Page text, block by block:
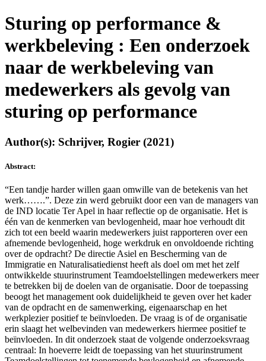
Sturing op performance &
werkbeleving : Een onderzoek
naar de werkbeleving van
medewerkers als gevolg van
sturing op performance
Author(s): Schrijver, Rogier (2021)
Abstract:
“Een tandje harder willen gaan omwille van de betekenis van het
werk…….”. Deze zin werd gebruikt door een van de managers van
de IND locatie Ter Apel in haar reflectie op de organisatie. Het is
één van de kenmerken van bevlogenheid, maar hoe verhoudt dit
zich tot een beeld waarin medewerkers juist rapporteren over een
afnemende bevlogenheid, hoge werkdruk en onvoldoende richting
over de opdracht? De directie Asiel en Bescherming van de
Immigratie en Naturalisatiedienst heeft als doel om met het zelf
ontwikkelde stuurinstrument Teamdoelstellingen medewerkers meer
te betrekken bij de doelen van de organisatie. Door de toepassing
beoogt het management ook duidelijkheid te geven over het kader
van de opdracht en de samenwerking, eigenaarschap en het
werkplezier positief te beïnvloeden. De vraag is of de organisatie
erin slaagt het welbevinden van medewerkers hiermee positief te
beïnvloeden. In dit onderzoek staat de volgende onderzoeksvraag
centraal: In hoeverre leidt de toepassing van het stuurinstrument